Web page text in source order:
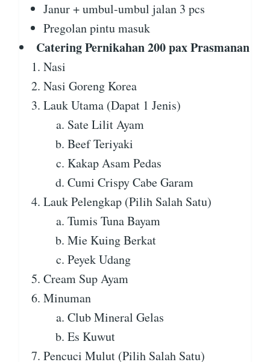
Janur + umbul-umbul jalan 3 pcs
Pregolan pintu masuk
Catering Pernikahan 200 pax Prasmanan
Nasi
Nasi Goreng Korea
Lauk Utama (Dapat 1 Jenis)
Sate Lilit Ayam
Beef Teriyaki
Kakap Asam Pedas
Cumi Crispy Cabe Garam
Lauk Pelengkap (Pilih Salah Satu)
Tumis Tuna Bayam
Mie Kuing Berkat
Peyek Udang
Cream Sup Ayam
Minuman
Club Mineral Gelas
Es Kuwut
Pencuci Mulut (Pilih Salah Satu)